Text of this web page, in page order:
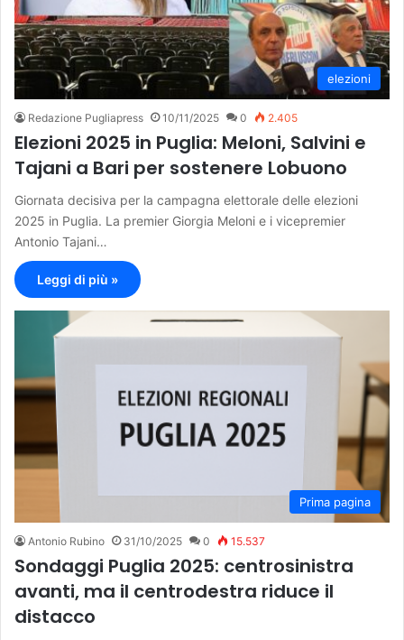
elezioni
Redazione Pugliapress 10/11/2025 0 2.405
Elezioni 2025 in Puglia: Meloni, Salvini e
Tajani a Bari per sostenere Lobuono
Giornata decisiva per la campagna elettorale delle elezioni
2025 in Puglia. La premier Giorgia Meloni e i vicepremier
Antonio Tajani…
Leggi di più »
Prima pagina
Antonio Rubino 31/10/2025 0 15.537
Sondaggi Puglia 2025: centrosinistra
avanti, ma il centrodestra riduce il
distacco